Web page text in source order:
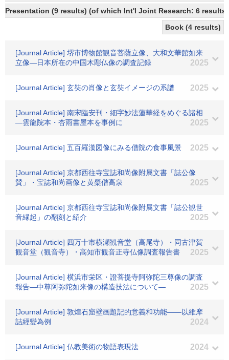
Presentation (9 results) (of which Int'l Joint Research: 6
Book (4 results)
[Journal Article] 堺市博物館観音菩薩立像、大和文華館如来
立像―日本所在の中国木彫仏像の調査記録
2025
[Journal Article] 玄奘の肖像と玄奘イメージの系譜 2025
[Journal Article] 南宋臨安刊・細字妙法蓮華経をめぐる諸相
―雲龍院本・杏雨書屋本を事例に
2025
[Journal Article] 五百羅漢図像にみる僧院の食事風景 2025
[Journal Article] 京都西往寺宝誌和尚像附属文書「誌公像
賛」・宝誌和尚画像と黄檗僧高泉
2025
[Journal Article] 京都西往寺宝誌和尚像附属文書「誌公観世
音縁起」の翻刻と紹介
2025
[Journal Article] 四万十市横瀬観音堂（高尾寺）・同古津賀
観音堂（観音寺）・高知市観音正寺仏像調査報告書
2025
[Journal Article] 横浜市栄区・證菩提寺阿弥陀三尊像の調査
報告―中尊阿弥陀如来像の構造技法について―
2025
[Journal Article] 敦煌石窟壁画題記的意義和功能――以維摩
詰經變為例
2024
[Journal Article] 仏教美術の物語表現法 2024